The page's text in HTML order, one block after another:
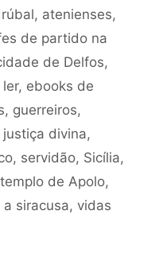
, atenienses,
de partido na
de Delfos,
, ebooks de
, guerreiros,
justiça divina,
, servidão, Sicília,
templo de Apolo,
a siracusa, vidas